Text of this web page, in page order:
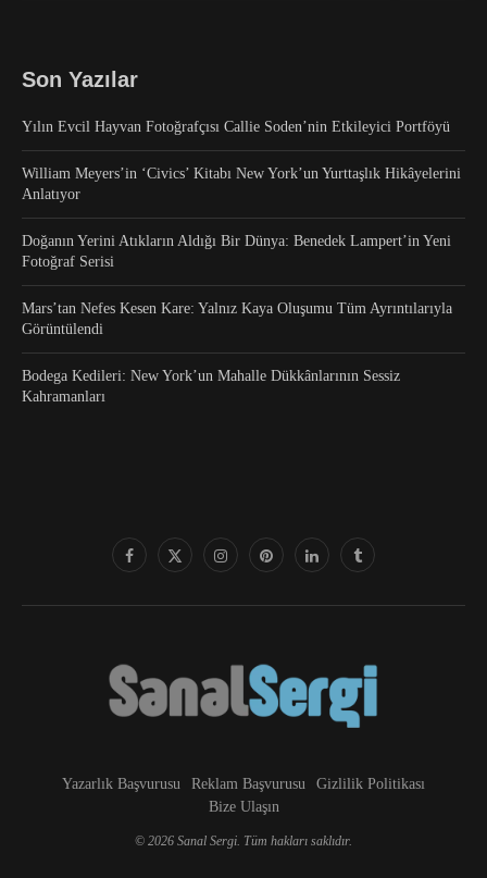
Son Yazılar
Yılın Evcil Hayvan Fotoğrafçısı Callie Soden’nin Etkileyici Portföyü
William Meyers’in ‘Civics’ Kitabı New York’un Yurttaşlık Hikâyelerini
Anlatıyor
Doğanın Yerini Atıkların Aldığı Bir Dünya: Benedek Lampert’in Yeni
Fotoğraf Serisi
Mars’tan Nefes Kesen Kare: Yalnız Kaya Oluşumu Tüm Ayrıntılarıyla
Görüntülendi
Bodega Kedileri: New York’un Mahalle Dükkânlarının Sessiz
Kahramanları
Yazarlık Başvurusu Reklam Başvurusu
Gizlilik Politikası
Bize Ulaşın
© 2026 Sanal Sergi. Tüm hakları saklıdır.